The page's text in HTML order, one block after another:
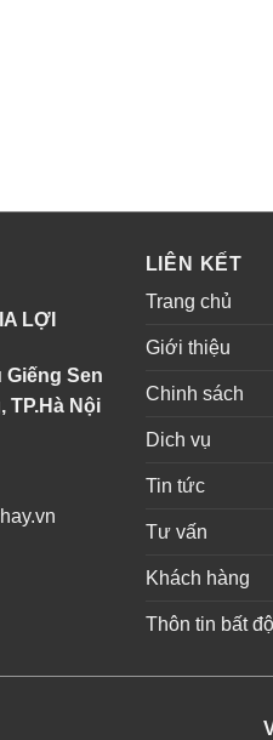
LỢI
Sen
TP.Hà Nội
LIÊN KẾT
Trang chủ
Giới thiệu
Chinh sách
Dich vụ
Tin tức
Tư vấn
Khách hàng
Thôn tin bất